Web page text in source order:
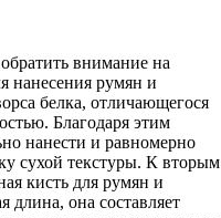
внимание на
нанесения румян и
белка, отличающегося
Благодаря этим
нанести и равномерно
сухой текстуры. К вторым
кисть для румян и
длина, она составляет